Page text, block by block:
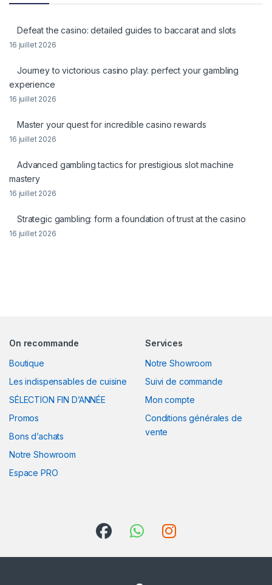
Defeat the casino: detailed guides to baccarat and slots
16 juillet 2026
Journey to victorious casino play: perfect your gambling
experience
16 juillet 2026
Master your quest for incredible casino rewards
16 juillet 2026
Advanced gambling tactics for prestigious slot machine
mastery
16 juillet 2026
Strategic gambling: form a foundation of trust at the casino
16 juillet 2026
On recommande
Boutique
Les indispensables de cuisine
SÉLECTION FIN D’ANNÉE
Promos
Bons d’achats
Notre Showroom
Espace PRO
Services
Notre Showroom
Suivi de commande
Mon compte
Conditions générales de
vente